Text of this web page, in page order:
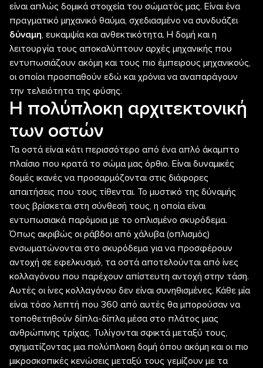
είναι απλώς δομικά στοιχεία του σώματός μας. Είναι ένα
πραγματικό μηχανικό θαύμα, σχεδιασμένο να συνδυάζει
δύναμη, ευκαμψία και ανθεκτικότητα. Η δομή και η
λειτουργία τους αποκαλύπτουν αρχές μηχανικής που
εντυπωσιάζουν ακόμη και τους πιο έμπειρους μηχανικούς,
οι οποίοι προσπαθούν εδώ και χρόνια να αναπαράγουν
την τελειότητα της φύσης.
Η πολύπλοκη αρχιτεκτονική
των οστών
Τα οστά είναι κάτι περισσότερο από ένα απλό άκαμπτο
πλαίσιο που κρατά το σώμα μας όρθιο. Είναι δυναμικές
δομές ικανές να προσαρμόζονται στις διάφορες
απαιτήσεις που τους τίθενται. Το μυστικό της δύναμής
τους βρίσκεται στη σύνθεσή τους, η οποία είναι
εντυπωσιακά παρόμοια με το οπλισμένο σκυρόδεμα.
Όπως ακριβώς οι ράβδοι από χάλυβα (οπλισμός)
ενσωματώνονται στο σκυρόδεμα για να προσφέρουν
αντοχή σε εφελκυσμό, τα οστά αποτελούνται από ίνες
κολλαγόνου που παρέχουν απίστευτη αντοχή στην τάση.
Αυτές οι ίνες κολλαγόνου δεν είναι συνηθισμένες. Κάθε μία
είναι τόσο λεπτή που 360 από αυτές θα μπορούσαν να
τοποθετηθούν δίπλα-δίπλα μέσα στο πλάτος μιας
ανθρώπινης τρίχας. Τυλίγονται σφικτά μεταξύ τους,
σχηματίζοντας μια πολύπλοκη δομή όπου ακόμη και οι πιο
μικροσκοπικές κενώσεις μεταξύ τους γεμίζουν με τα